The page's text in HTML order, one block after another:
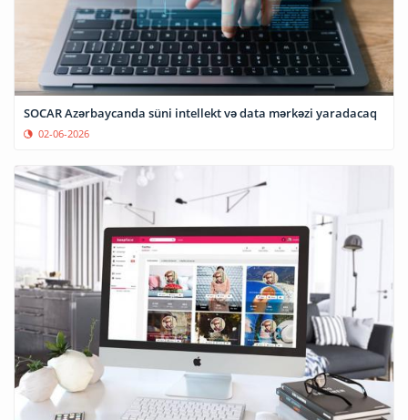
SOCAR Azərbaycanda süni intellekt və data mərkəzi yaradacaq
02-06-2026